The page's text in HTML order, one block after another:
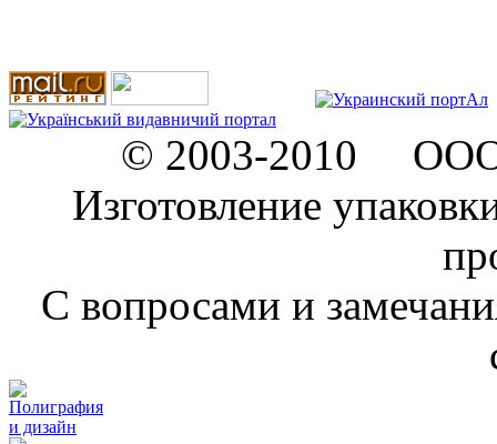
© 2003-2010 ООО
Изготовление
C вопросами и